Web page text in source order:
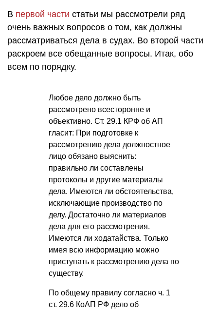
В первой части статьи мы рассмотрели ряд
очень важных вопросов о том, как должны
рассматриваться дела в судах. Во второй части
раскроем все обещанные вопросы. Итак, обо
всем по порядку.
Любое дело должно быть
рассмотрено всесторонне и
объективно. Ст. 29.1 КРФ об АП
гласит: При подготовке к
рассмотрению дела должностное
лицо обязано выяснить:
правильно ли составлены
протоколы и другие материалы
дела. Имеются ли обстоятельства,
исключающие производство по
делу. Достаточно ли материалов
дела для его рассмотрения.
Имеются ли ходатайства. Только
имея всю информацию можно
приступать к рассмотрению дела по
существу.
По общему правилу согласно ч. 1
ст. 29.6 КоАП РФ дело об